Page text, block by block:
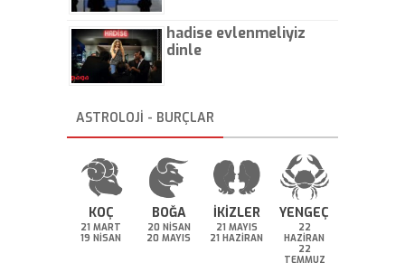
hadise evlenmeliyiz
dinle
ASTROLOJİ - BURÇLAR
KOÇ
21 MART
19 NİSAN
BOĞA
20 NİSAN
20 MAYIS
İKİZLER
21 MAYIS
21 HAZİRAN
YENGEÇ
22
HAZİRAN
22
TEMMUZ